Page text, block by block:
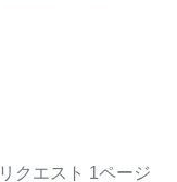
リクエスト 1ページ